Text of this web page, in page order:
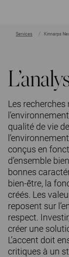
Services Kinnarps
Les
qualité de vie
conçus en
d’ensemble
bonnes
bien-être, la
créés. Les
reposent sur
respect.
créer une
L’accent doit
critiques à un